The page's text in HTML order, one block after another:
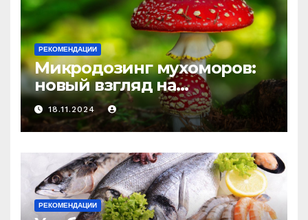
РЕКОМЕНДАЦИИ
Микродозинг мухоморов:
новый взгляд на
психоделику
18.11.2024
РЕКОМЕНДАЦИИ